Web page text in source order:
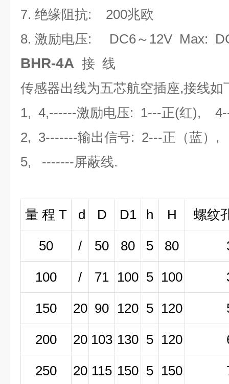
7. 绝缘阻抗: 200兆欧
8. 激励电压: DC6～12V Max:
BHR-4A 接 线
传感器出线为五芯航空插座,接线如
1, 4,------激励电压: 1---正(红),
2, 3-------输出信号: 2---正（蓝）
5, -------屏蔽线.
量 程 T d D D1 h H 螺纹
50 / 50 80 5 80
100 / 71 100 5 100
150 20 90 120 5 120
200 20 103 130 5 120
250 20 115 150 5 150